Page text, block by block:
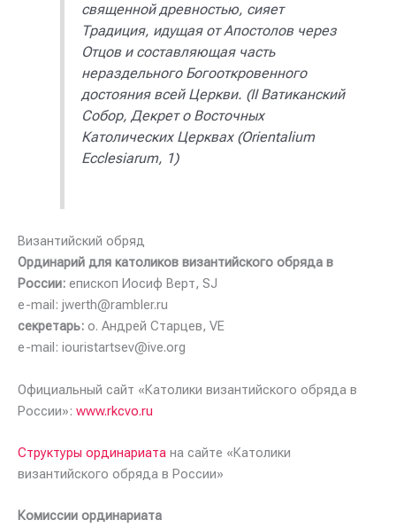
священной древностью, сияет
Традиция, идущая от Апостолов через
Отцов и составляющая часть
нераздельного Богооткровенного
достояния всей Церкви. (II Ватиканский
Собор, Декрет о Восточных
Католических Церквах (Orientalium
Ecclesiarum, 1)
Византийский обряд
Ординарий для католиков византийского обряда в
России: епископ Иосиф Верт, SJ
e-mail: jwerth@rambler.ru
секретарь: о. Андрей Старцев, VE
e-mail: iouristartsev@ive.org
Официальный сайт «Католики византийского обряда в
России»: www.rkcvo.ru
Структуры ординариата на сайте «Католики
византийского обряда в России»
Комиссии ординариата